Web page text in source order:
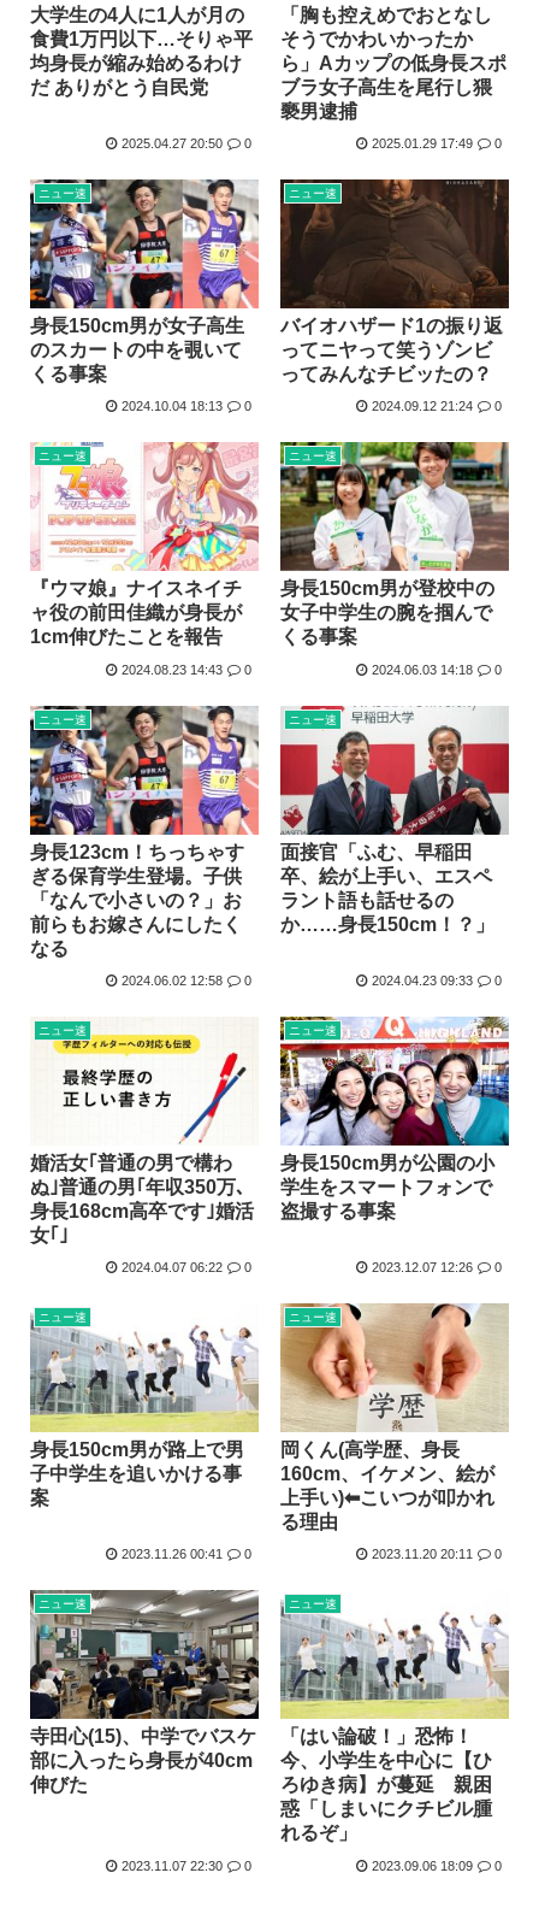
大学生の4人に1人が月の
食費1万円以下…そりゃ平
均身長が縮み始めるわけ
だ ありがとう自民党
2025.04.27 20:50 0
「胸も控えめでおとなし
そうでかわいかったか
ら」Aカップの低身長スポ
ブラ女子高生を尾行し猥
褻男逮捕
2025.01.29 17:49 0
ニュー速
身長150cm男が女子高生
のスカートの中を覗いて
くる事案
2024.10.04 18:13 0
ニュー速
バイオハザード1の振り返
ってニヤって笑うゾンビ
ってみんなチビッたの？
2024.09.12 21:24 0
ニュー速
『ウマ娘』ナイスネイチ
ャ役の前田佳織が身長が
1cm伸びたことを報告
2024.08.23 14:43 0
ニュー速
身長150cm男が登校中の
女子中学生の腕を掴んで
くる事案
2024.06.03 14:18 0
ニュー速
身長123cm！ちっちゃす
ぎる保育学生登場。子供
「なんで小さいの？」お
前らもお嫁さんにしたく
なる
2024.06.02 12:58 0
ニュー速
面接官「ふむ、早稲田
卒、絵が上手い、エスペ
ラント語も話せるの
か……身長150cm！？」
2024.04.23 09:33 0
ニュー速
婚活女｢普通の男で構わ
ぬ｣普通の男｢年収350万､
身長168cm高卒です｣婚活
女｢｣
2024.04.07 06:22 0
ニュー速
身長150cm男が公園の小
学生をスマートフォンで
盗撮する事案
2023.12.07 12:26 0
ニュー速
身長150cm男が路上で男
子中学生を追いかける事
案
2023.11.26 00:41 0
ニュー速
岡くん(高学歴、身長
160cm、イケメン、絵が
上手い)⬅こいつが叩かれ
る理由
2023.11.20 20:11 0
ニュー速
寺田心(15)、中学でバスケ
部に入ったら身長が40cm
伸びた
2023.11.07 22:30 0
ニュー速
「はい論破！」恐怖！
今、小学生を中心に【ひ
ろゆき病】が蔓延 親困
惑「しまいにクチビル腫
れるぞ」
2023.09.06 18:09 0